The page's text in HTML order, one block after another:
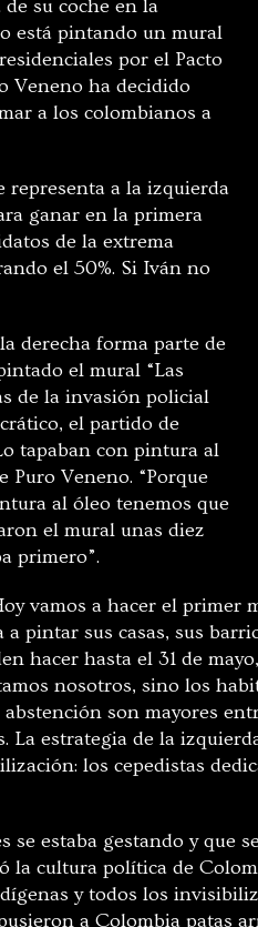
su coche en la
está pintando un mural
por el Pacto
Veneno ha decidido
a los colombianos a
representa a la izquierda
ganar en la primera
de la extrema
el 50%. Si Iván no
derecha forma parte de
el mural “Las
de la invasión policial
el partido de
tapaban con pintura al
Veneno. “Porque
al óleo tenemos que
el mural unas diez
primero”.
vamos a hacer el primer
pintar sus casas, sus
hacer hasta el 31 de mayo,
nosotros, sino los
son mayores
La estrategia de la
los cepedistas
se estaba gestando y que
la cultura política de
y todos los
a Colombia patas